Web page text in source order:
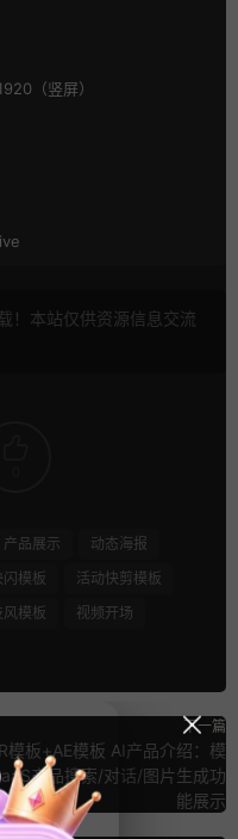
（竖屏）
！本站仅供资源信息交流
产品展示
动态海报
闪模板
活动快剪模板
风模板 视频开场
下一篇
模板+AE模板 AI产品介绍：模
产品搜索/对话/图片生成功
能展示